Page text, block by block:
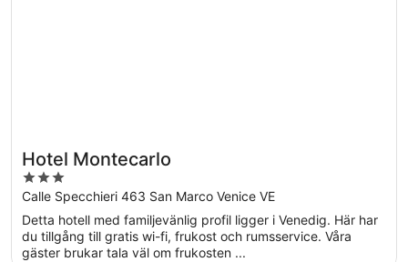
Hotel Montecarlo
3
out
of
5
Calle Specchieri 463 San Marco Venice VE
Detta hotell med familjevänlig profil ligger i Venedig. Här har
du tillgång till gratis wi-fi, frukost och rumsservice. Våra
gäster brukar tala väl om frukosten ...